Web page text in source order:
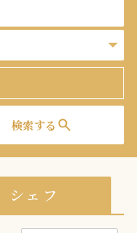
検索する search
シェフ